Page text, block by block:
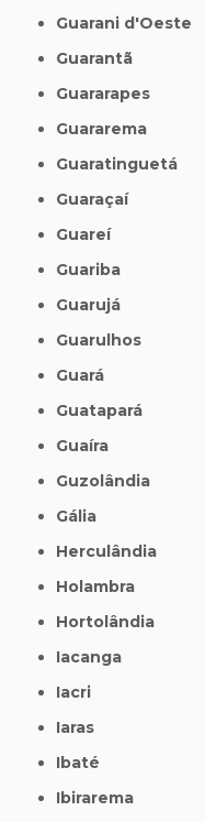
Guarani d'Oeste
Guarantã
Guararapes
Guararema
Guaratinguetá
Guaraçaí
Guareí
Guariba
Guarujá
Guarulhos
Guará
Guatapará
Guaíra
Guzolândia
Gália
Herculândia
Holambra
Hortolândia
Iacanga
Iacri
Iaras
Ibaté
Ibirarema